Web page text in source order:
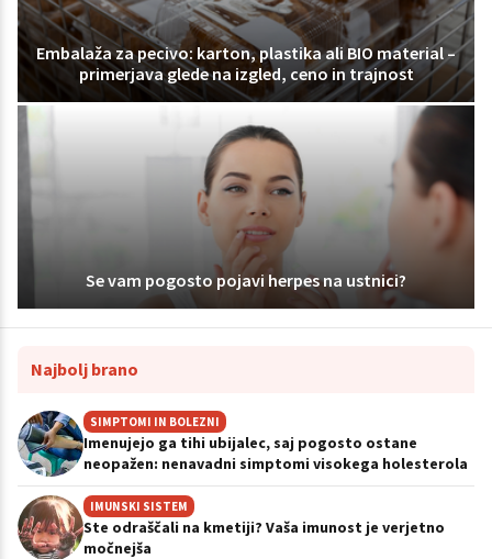
Embalaža za pecivo: karton, plastika ali BIO material –
primerjava glede na izgled, ceno in trajnost
Se vam pogosto pojavi herpes na ustnici?
Najbolj brano
SIMPTOMI IN BOLEZNI
Imenujejo ga tihi ubijalec, saj pogosto ostane
neopažen: nenavadni simptomi visokega holesterola
IMUNSKI SISTEM
Ste odraščali na kmetiji? Vaša imunost je verjetno
močnejša